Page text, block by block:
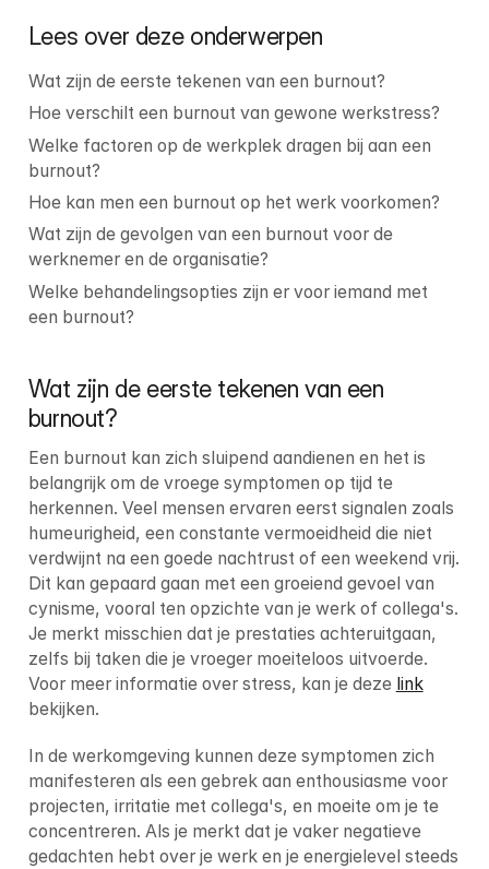
Wat zijn de eerste tekenen van een
burnout?
Een burnout kan zich sluipend aandienen en het is
belangrijk om de vroege symptomen op tijd te
herkennen. Veel mensen ervaren eerst signalen zoals
humeurigheid, een constante vermoeidheid die niet
verdwijnt na een goede nachtrust of een weekend vrij.
Dit kan gepaard gaan met een groeiend gevoel van
cynisme, vooral ten opzichte van je werk of collega's.
Je merkt misschien dat je prestaties achteruitgaan,
zelfs bij taken die je vroeger moeiteloos uitvoerde.
Voor meer informatie over stress, kan je deze link
bekijken.
In de werkomgeving kunnen deze symptomen zich
manifesteren als een gebrek aan enthousiasme voor
projecten, irritatie met collega's, en moeite om je te
concentreren. Als je merkt dat je vaker negatieve
gedachten hebt over je werk en je energielevel steeds
Lees over deze onderwerpen
Wat zijn de eerste tekenen van een burnout?
Hoe verschilt een burnout van gewone werkstress?
Welke factoren op de werkplek dragen bij aan een
burnout?
Hoe kan men een burnout op het werk voorkomen?
Wat zijn de gevolgen van een burnout voor de
werknemer en de organisatie?
Welke behandelingsopties zijn er voor iemand met
een burnout?